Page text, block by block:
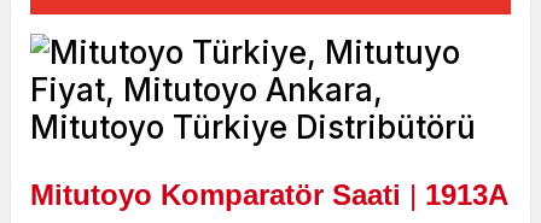
Mitutoyo Komparatör Saati | 1913A